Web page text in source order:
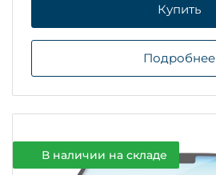
Купить
Подробнее
В наличии на складе